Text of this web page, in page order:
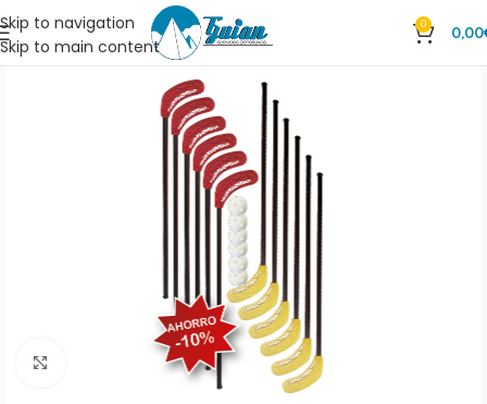
Skip to navigation
Skip to main content
0 0,00
Clic para ampliar